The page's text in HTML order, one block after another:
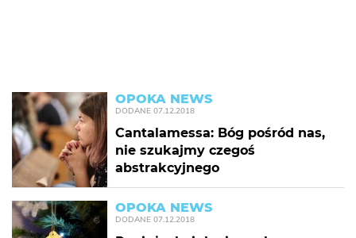
OPOKA NEWS
DODANE 07.12.2018
Cantalamessa: Bóg pośród nas,
nie szukajmy czegoś
abstrakcyjnego
OPOKA NEWS
DODANE 07.12.2018